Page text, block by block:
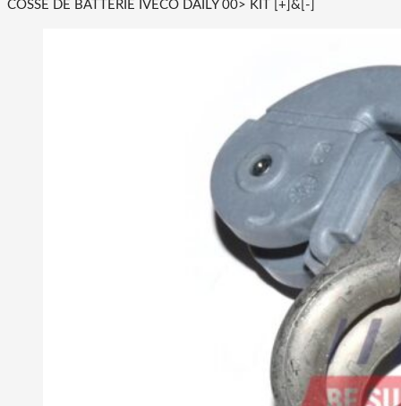
COSSE DE BATTERIE IVECO DAILY 00> KIT [+]&[-]